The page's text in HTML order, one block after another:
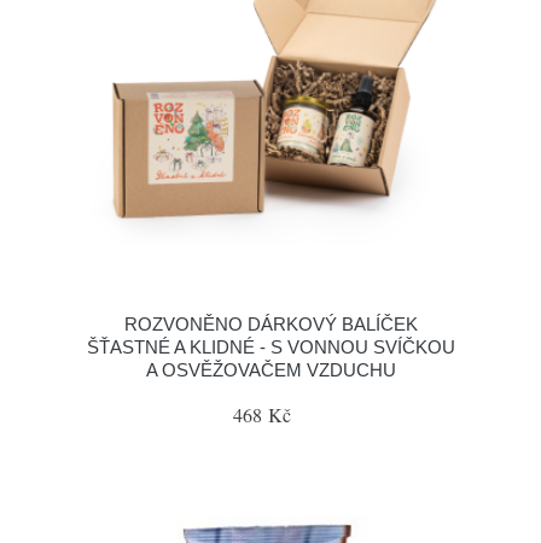
ROZVONĚNO DÁRKOVÝ BALÍČEK
ŠŤASTNÉ A KLIDNÉ - S VONNOU SVÍČKOU
A OSVĚŽOVAČEM VZDUCHU
468 Kč